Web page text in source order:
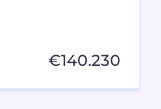
€140.230